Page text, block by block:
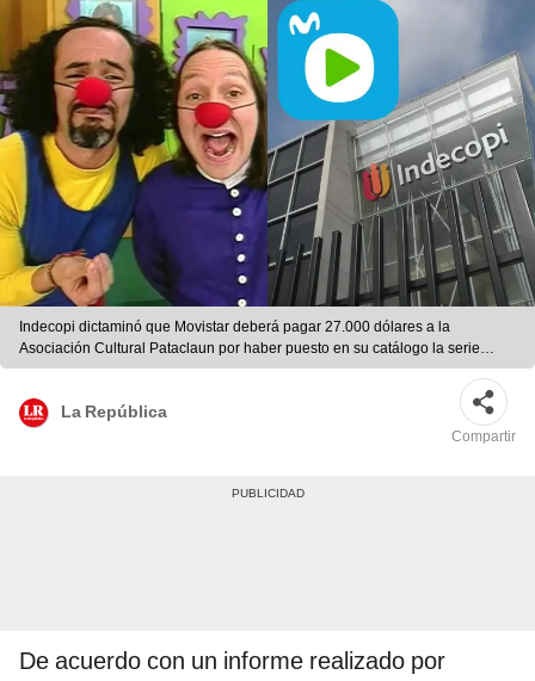
Indecopi dictaminó que Movistar deberá pagar 27.000 dólares a la
Asociación Cultural Pataclaun por haber puesto en su catálogo la serie
completa sin el permiso correspondiente. Foto: composición
La República
Compartir
De acuerdo con un informe realizado por